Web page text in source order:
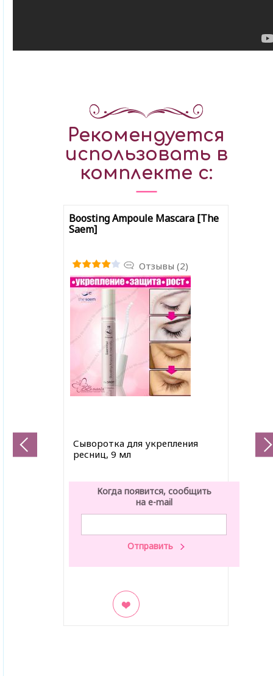
Рекомендуется
использовать в
комплекте с:
Boosting Ampoule Mascara [The
Saem]
Отзывы (2)
Сыворотка для укрепления
ресниц, 9 мл
Когда появится, сообщить
на e-mail